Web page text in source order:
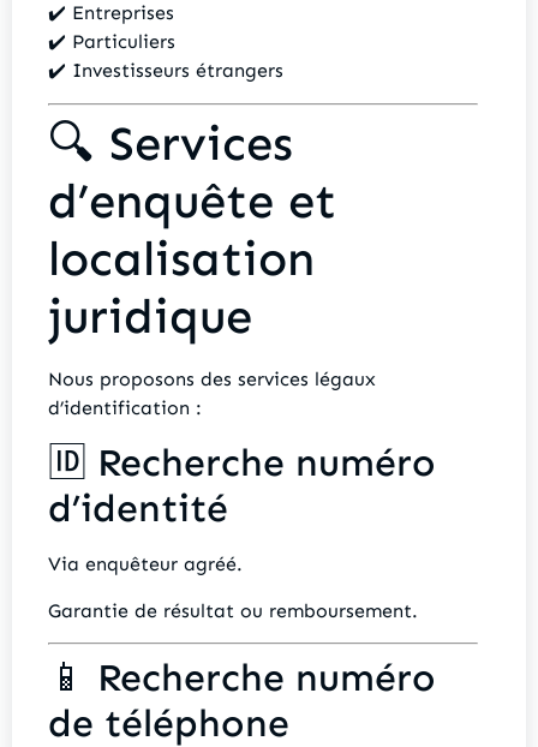
✔️ Entreprises
✔️ Particuliers
✔️ Investisseurs étrangers
🔍 Services
d’enquête et
localisation
juridique
Nous proposons des services légaux
d’identification :
🆔 Recherche numéro
d’identité
Via enquêteur agréé.
Garantie de résultat ou remboursement.
📱 Recherche numéro
de téléphone